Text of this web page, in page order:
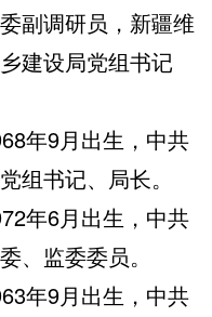
副调研员，新疆维
建设局党组书记
年9月出生，中共
组书记、局长。
年6月出生，中共
、监委委员。
年9月出生，中共